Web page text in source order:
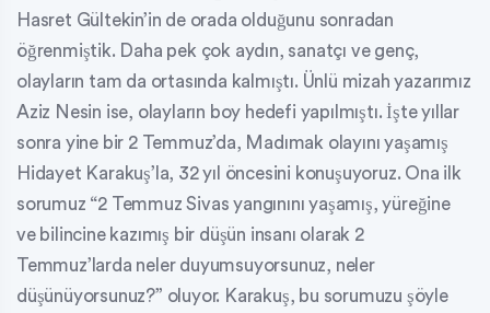
Hasret Gültekin’in de orada olduğunu sonradan
öğrenmiştik. Daha pek çok aydın, sanatçı ve genç,
olayların tam da ortasında kalmıştı. Ünlü mizah yazarımız
Aziz Nesin ise, olayların boy hedefi yapılmıştı. İşte yıllar
sonra yine bir 2 Temmuz’da, Madımak olayını yaşamış
Hidayet Karakuş’la, 32 yıl öncesini konuşuyoruz. Ona ilk
sorumuz “2 Temmuz Sivas yangınını yaşamış, yüreğine
ve bilincine kazımış bir düşün insanı olarak 2
Temmuz’larda neler duyumsuyorsunuz, neler
düşünüyorsunuz?” oluyor. Karakuş, bu sorumuzu şöyle